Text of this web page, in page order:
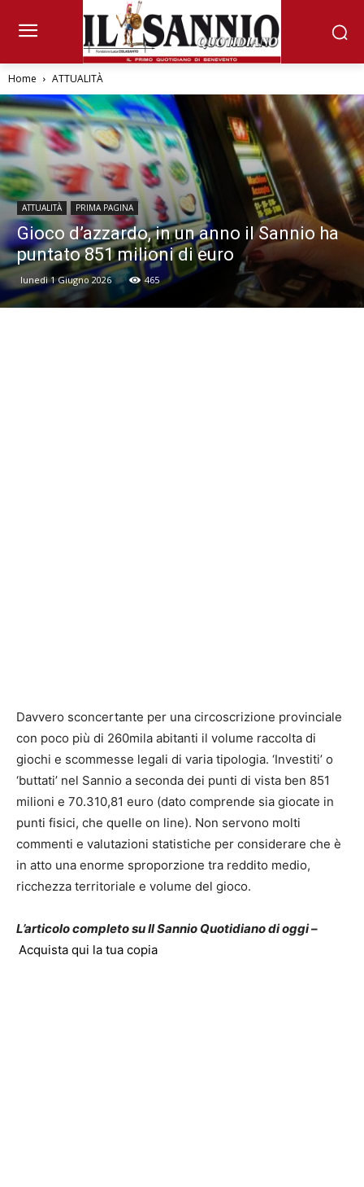
Home ATTUALITÀ
ATTUALITÀ PRIMA PAGINA
Gioco d’azzardo, in un anno il Sannio ha
puntato 851 milioni di euro
lunedì 1 Giugno 2026 465
Davvero sconcertante per una circoscrizione provinciale
con poco più di 260mila abitanti il volume raccolta di
giochi e scommesse legali di varia tipologia. ‘Investiti’ o
‘buttati’ nel Sannio a seconda dei punti di vista ben 851
milioni e 70.310,81 euro (dato comprende sia giocate in
punti fisici, che quelle on line). Non servono molti
commenti e valutazioni statistiche per considerare che è
in atto una enorme sproporzione tra reddito medio,
ricchezza territoriale e volume del gioco.
L’articolo completo su Il Sannio Quotidiano di oggi –
Acquista qui la tua copia